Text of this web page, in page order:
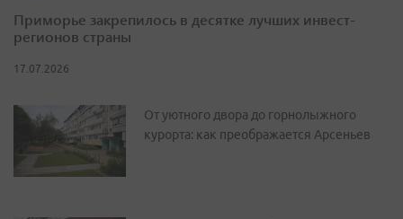
Приморье закрепилось в десятке лучших инвест-
регионов страны
17.07.2026
От уютного двора до горнолыжного
курорта: как преображается Арсеньев